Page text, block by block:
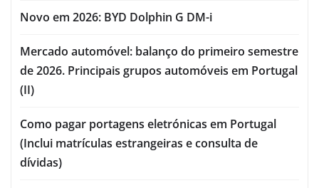
Novo em 2026: BYD Dolphin G DM-i
Mercado automóvel: balanço do primeiro semestre
de 2026. Principais grupos automóveis em Portugal
(II)
Como pagar portagens eletrónicas em Portugal
(Inclui matrículas estrangeiras e consulta de
dívidas)